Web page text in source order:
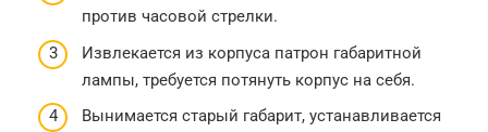
против часовой стрелки.
Извлекается из корпуса патрон габаритной
лампы, требуется потянуть корпус на себя.
Вынимается старый габарит, устанавливается